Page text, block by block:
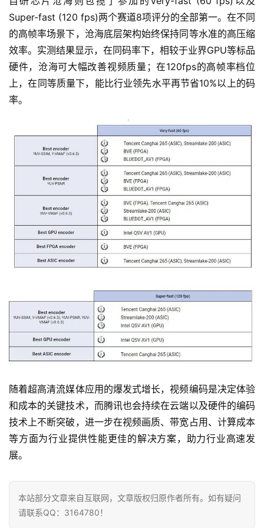
智
能
驾
智
慧
市
更
内
Super-fast (120 fps)两个赛道8项评分的全部第一。在不同
的高帧率场景下，沧海底层架构始终保持同等水准的高压缩
效率。实测结果显示，在同码率下，相较于业界GPU等标品
硬件，沧海可大幅改善视频质量；在120fps的高帧率档位
上，在同等质量下，能比行业领先水平再节省10%以上的码
率。
随着超高清流媒体应用的爆发式增长，视频编码是决定体验
和成本的关键技术，而腾讯也会持续在云端以及硬件的编码
技术上不断突破，进一步在视频画质、带宽占用、计算成本
等方面为行业提供性能更佳的解决方案，助力行业高速发
展。
本站部分文章来自互联网，文章版权归原作者所有。如有疑问
请联系QQ：3164780！